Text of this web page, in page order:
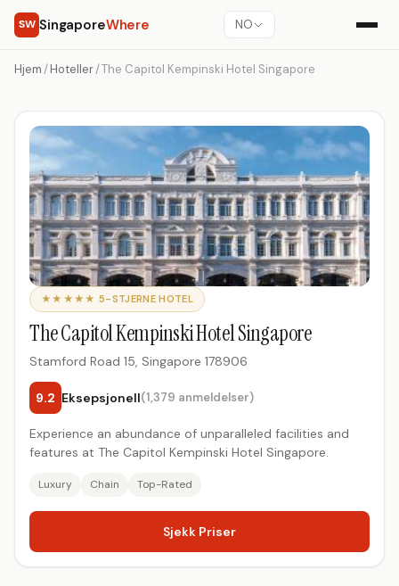
SW SingaporeWhere NO
Hjem /Hoteller/The Capitol Kempinski Hotel Singapore
★★★★★ 5-STJERNE HOTEL
The Capitol Kempinski Hotel Singapore
Stamford Road 15, Singapore 178906
9.2 Eksepsjonell(1,379 anmeldelser)
Experience an abundance of unparalleled facilities and
features at The Capitol Kempinski Hotel Singapore.
Luxury Chain Top-Rated
Sjekk Priser